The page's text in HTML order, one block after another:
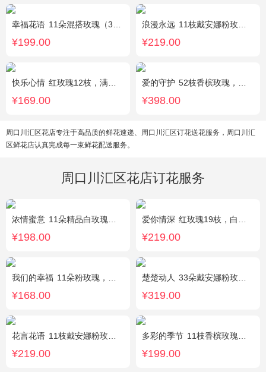
幸福花语 11朵混搭玫瑰（3支红玫瑰、3支粉玫瑰、3支白玫瑰、2支香槟玫瑰），搭配适量黄莺、栀子叶，随机赠送1只可爱小熊。
¥199.00
浪漫永远 11枝戴安娜粉玫瑰，1枝浅蓝色绣球，浅紫洋桔梗、栀子叶搭配
¥219.00
快乐心情 红玫瑰12枝，满天星、绿叶丰满
¥169.00
爱的守护 52枝香槟玫瑰，外围桔梗
¥398.00
周口川汇区花店专注于高品质的鲜花速递、周口川汇区订花送花服务，周口川汇
区鲜花店认真完成每一束鲜花配送服务。
周口川汇区花店订花服务
浓情蜜意 11朵精品白玫瑰，搭配适量浅绿色洋桔梗、书带草、黄莺。
¥198.00
爱你情深 红玫瑰19枝，白色相思梅、栀子叶搭配
¥219.00
我们的幸福 11朵粉玫瑰，银叶菊，尤加利搭配
¥168.00
楚楚动人 33朵戴安娜粉玫瑰，相思梅搭配
¥319.00
花言花语 11枝戴安娜粉玫瑰，2枝多头白百合，白色相思梅、栀子叶搭配
¥219.00
多彩的季节 11枝香槟玫瑰，2枝多头白百合，栀子叶搭配
¥199.00